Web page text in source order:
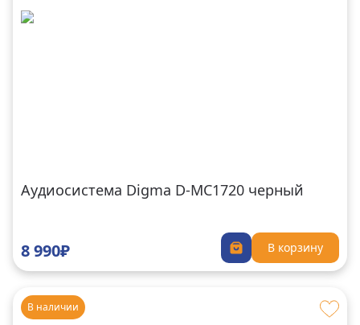
Аудиосистема Digma D-MC1720 черный
8 990₽ В корзину
В наличии